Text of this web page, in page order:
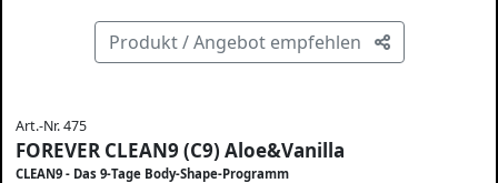
Produkt / Angebot empfehlen
Art.-Nr. 475
FOREVER CLEAN9 (C9) Aloe&Vanilla
CLEAN9 - Das 9-Tage Body-Shape-Programm